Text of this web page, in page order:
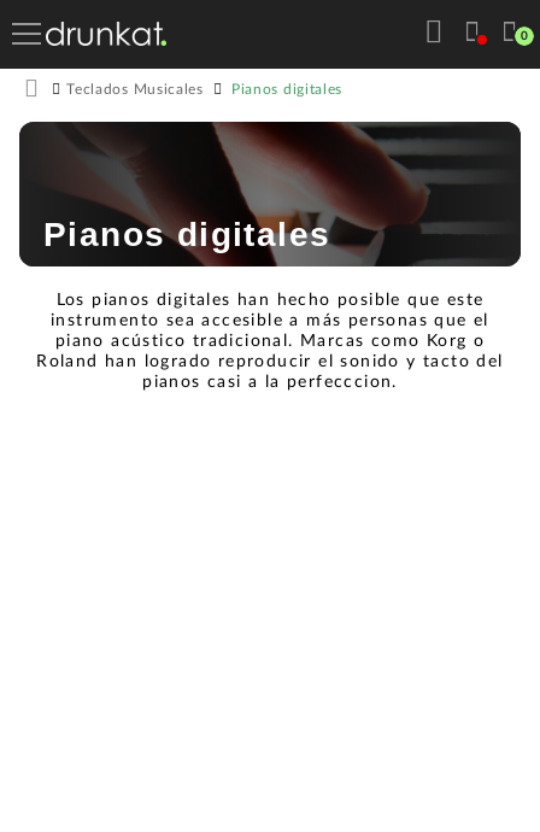
0
Teclados Musicales Pianos digitales
Pianos digitales
Los pianos digitales han hecho posible que este
instrumento sea accesible a más personas que el
piano acústico tradicional. Marcas como Korg o
Roland han logrado reproducir el sonido y tacto del
pianos casi a la perfecccion.